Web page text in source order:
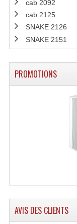
cab 2092
cab 2125
SNAKE 2126
SNAKE 2151
PROMOTIONS
AVIS DES CLIENTS